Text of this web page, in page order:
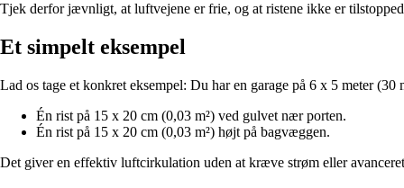
Tjek derfor jævnligt, at luftvejene er frie, og at ristene ikke er
Et simpelt eksempel
Lad os tage et konkret eksempel: Du har en garage på 6 x 5 meter
Én rist på 15 x 20 cm (0,03 m²) ved gulvet nær porten.
Én rist på 15 x 20 cm (0,03 m²) højt på bagvæggen.
Det giver en effektiv luftcirkulation uden at kræve strøm eller